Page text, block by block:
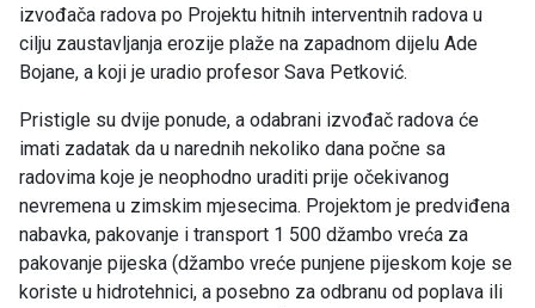
izvođača radova po Projektu hitnih interventnih radova u
cilju zaustavljanja erozije plaže na zapadnom dijelu Ade
Bojane, a koji je uradio profesor Sava Petković.
Pristigle su dvije ponude, a odabrani izvođač radova će
imati zadatak da u narednih nekoliko dana počne sa
radovima koje je neophodno uraditi prije očekivanog
nevremena u zimskim mjesecima. Projektom je predviđena
nabavka, pakovanje i transport 1 500 džambo vreća za
pakovanje pijeska (džambo vreće punjene pijeskom koje se
koriste u hidrotehnici, a posebno za odbranu od poplava ili